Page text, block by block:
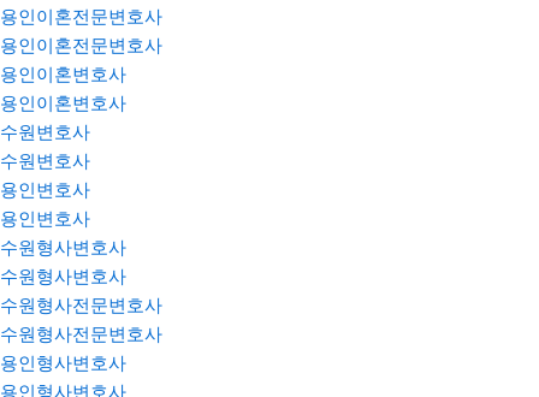
용인이혼전문변호사
용인이혼전문변호사
용인이혼변호사
용인이혼변호사
수원변호사
수원변호사
용인변호사
용인변호사
수원형사변호사
수원형사변호사
수원형사전문변호사
수원형사전문변호사
용인형사변호사
용인형사변호사